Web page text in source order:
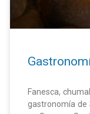
Fanesca,
gastronomía de